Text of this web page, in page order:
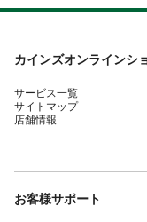
カインズオンラインシ
サービス一覧
サイトマップ
店舗情報
お客様サポート